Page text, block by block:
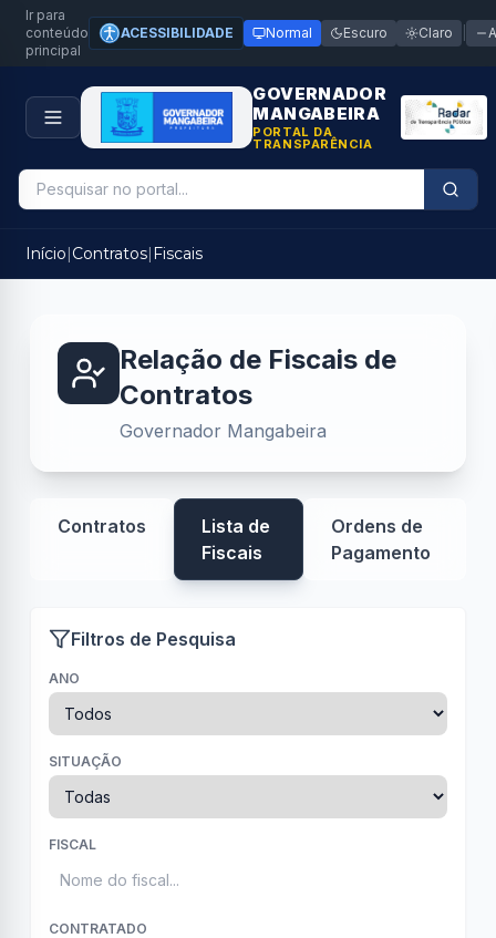
Ir para
conteúdo
principal
ACESSIBILIDADE Normal Escuro Claro
GOVERNADOR
MANGABEIRA
PORTAL DA
TRANSPARÊNCIA
Início|Contratos| Fiscais
Relação de Fiscais de
Contratos
Governador Mangabeira
Contratos
Lista de
Fiscais
Ordens de
Pagamento
Filtros de Pesquisa
ANO
SITUAÇÃO
FISCAL
CONTRATADO